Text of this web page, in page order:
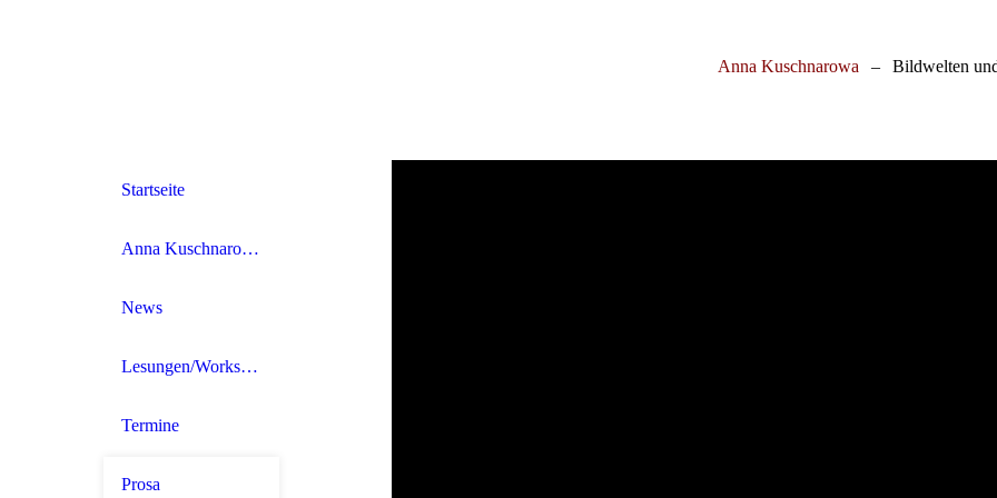
Anna Kuschnarowa – Bildwelten
Startseite
Anna Kuschnarowa
News
Lesungen/Workshops buchen
Termine
Prosa